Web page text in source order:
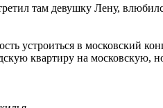
там девушку Лену,
устроиться в московский
квартиру на московскую,